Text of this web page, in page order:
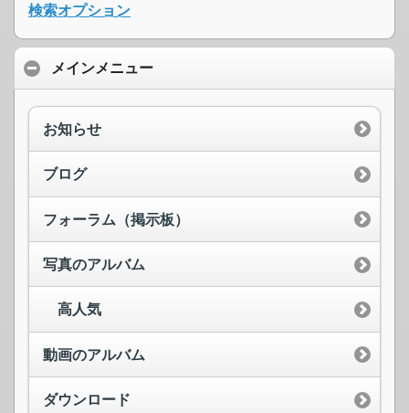
検索オプション
メインメニュー
お知らせ
ブログ
フォーラム（掲示板）
写真のアルバム
高人気
動画のアルバム
ダウンロード